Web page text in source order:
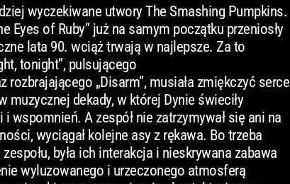
wyczekiwane utwory The Smashing Pumpkins.
Eyes of Ruby” już na samym początku przeniosły
lata 90. wciąż trwają w najlepsze. Za to
tonight”, pulsującego
„Disarm”, musiała zmiękczyć serce
dekady, w której Dynie świeciły
wspomnień. A zespół nie zatrzymywał się ani na
wyciągał kolejne asy z rękawa. Bo trzeba
była ich interakcja i nieskrywana zabawa
wyluzowanego i urzeczonego atmosferą